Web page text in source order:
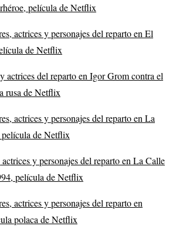
película de Netflix
actrices y personajes del reparto en El
de Netflix
actrices del reparto en Igor Grom contra el
rusa de Netflix
actrices y personajes del reparto en La
de Netflix
y personajes del reparto en La Calle
película de Netflix
actrices y personajes del reparto en
polaca de Netflix